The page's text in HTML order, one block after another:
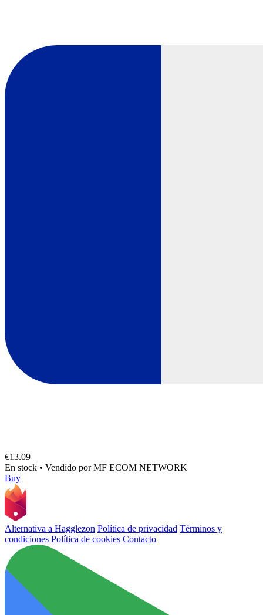
€13.09
En stock • Vendido porMF ECOM NETWORK
Buy
Alternativa a Hagglezon Política de privacidad Términos y
condiciones Política de cookies Contacto